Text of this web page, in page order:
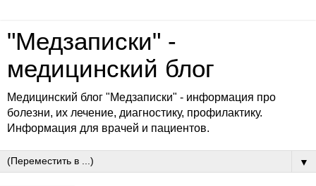
"Медзаписки" -
медицинский блог
Медицинский блог "Медзаписки" - информация про
болезни, их лечение, диагностику, профилактику.
Информация для врачей и пациентов.
▼